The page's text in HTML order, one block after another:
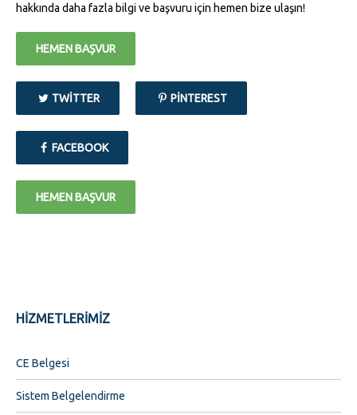
hakkında daha fazla bilgi ve başvuru için hemen bize ulaşın!
HEMEN BAŞVUR
TWITTER PINTEREST
FACEBOOK
HEMEN BAŞVUR
HİZMETLERİMİZ
CE Belgesi
Sistem Belgelendirme